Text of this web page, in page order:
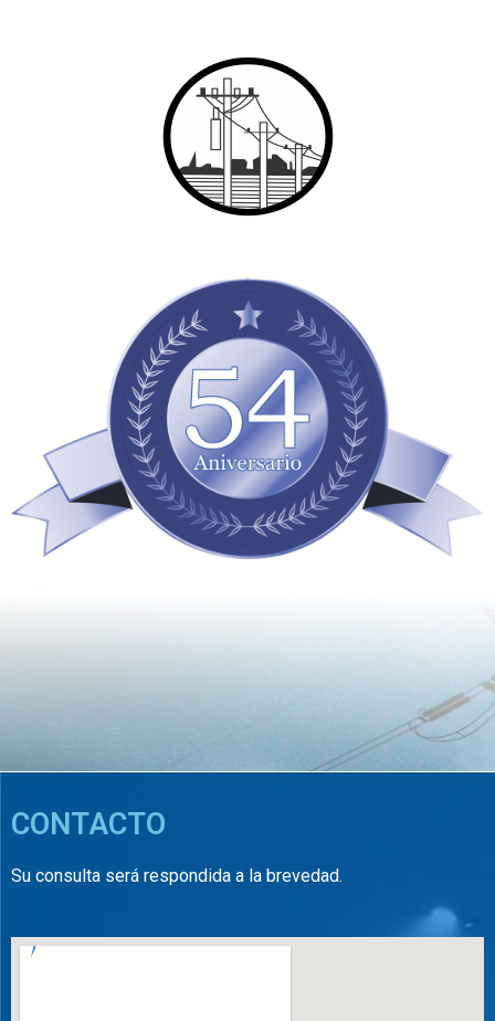
54 años de trayectoria
CONTACTO
Su consulta será respondida a la brevedad.